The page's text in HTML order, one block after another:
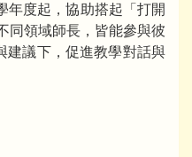
年度起，協助搭起「打開
同領域師長，皆能參與彼
建議下，促進教學對話與